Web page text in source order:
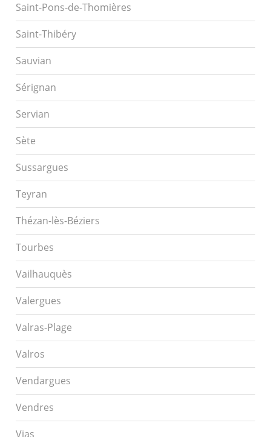
Saint-Pons-de-Thomières
Saint-Thibéry
Sauvian
Sérignan
Servian
Sète
Sussargues
Teyran
Thézan-lès-Béziers
Tourbes
Vailhauquès
Valergues
Valras-Plage
Valros
Vendargues
Vendres
Vias